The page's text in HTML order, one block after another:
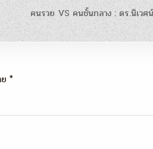
คนรวย VS คนชั้นกลาง : ดร.นิเว
*